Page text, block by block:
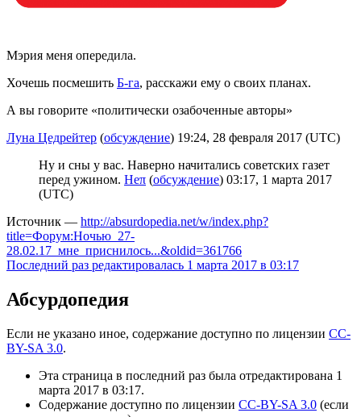
Мэрия меня опередила.
Хочешь посмешить Б-га, расскажи ему о своих планах.
А вы говорите «политически озабоченные авторы»
Луна Цедрейтер (обсуждение) 19:24, 28 февраля 2017 (UTC)
Ну и сны у вас. Наверно начитались советских газет
перед ужином. Неπ (обсуждение) 03:17, 1 марта 2017
(UTC)
Источник — http://absurdopedia.net/w/index.php?
title=Форум:Ночью_27-
28.02.17_мне_приснилось...&oldid=361766
Последний раз редактировалась 1 марта 2017 в 03:17
Абсурдопедия
Если не указано иное, содержание доступно по лицензии CC-
BY-SA 3.0.
Эта страница в последний раз была отредактирована 1
марта 2017 в 03:17.
Содержание доступно по лицензии CC-BY-SA 3.0 (если